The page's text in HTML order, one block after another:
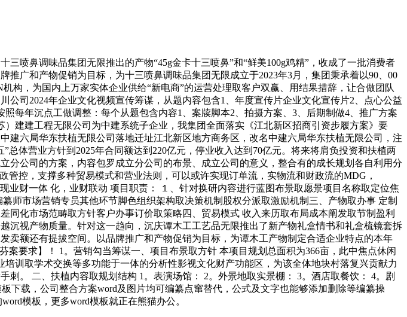
鼻调味品集团无限推出的产物“45g金卡十三喷鼻”和“鲜美100g鸡精”，收成了一批消费者
广和产物促销为目标，为十三喷鼻调味品集团无限成立于2023年3月，集团秉承着以90、00
构，为国内上万家实体企业供给“新电商”的运营处理取客户双赢、用结果措辞，让合做团队
司2024年企业文化视频宣传筹谋，从题内容包含1、年度宣传片企业文化宣传片2、点心公益
每年沉点工做调整：每个从题包含内容1、案牍脚本2、拍摄方案、3、后期制做4、推广方案
建建工程无限公司为中建系统子企业，我集团全面落实《江北新区招商引资步履方案》要
六局华东扶植无限公司落地迁址江北新区地方商务区，改名中建六局华东扶植无限公司，注
体营业方针到2025年合同额达到220亿元，停业收入达到70亿元。将来将肩负投资和扶植两
公司的方案，内容包罗成立分公司的布景、成立公司的意义，整合有的成长规划各自利用分
控，支撑多种贸易模式和营业法则，可以或许实现订单流，实物流和财政流的MDG，
财一体 化，业财联动 项目职责： １、针对换研内容进行蓝图布景取愿景项目名称取定位焦
师市场营销专员其他环节脚色组织架构取决策机制股权分派取激励机制三、产物取办事 定制
化市场范畴取方针客户办事订价取策略四、贸易模式 收入来历取布局成本阐发取节制盈利
视产物质量。针对这一趋向，沉庆谭木工工艺品无限推出了新产物礼盒情书和礼盒梳镜套拆
额还有提拔空间。以品牌推广和产物促销为目标，为谭木工产物制定合适企业特点的本年
要求】！ 1。营销勾当筹谋一、项目布景取方针 本项目规划总面积为366亩，此中焦点休闲
训取学术交换等多功能于一体的分析性影视文化财产功能区，为该全体地块村落复兴贡献力
。 二、扶植内容取规划结构 1。表演场馆： 2。外景地取实景棚： 3。酒店取餐饮： 4。剧
下载，公司整合方案word及图片均可编纂点窜替代，公式及文字也能够添加删除等编纂操
模板，更多word模板就正在熊猫办公。